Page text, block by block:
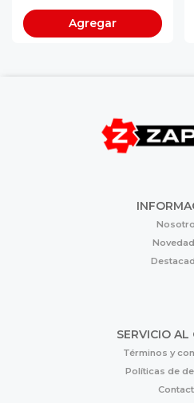
Agregar
SERVICIO AL
Términos y
Políticas de